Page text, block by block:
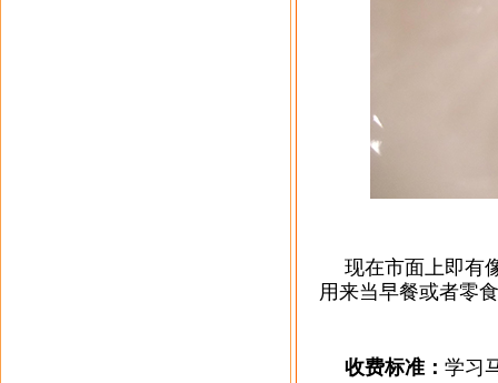
现在市面上即有
用来当早餐或者零
收费标准： 学习